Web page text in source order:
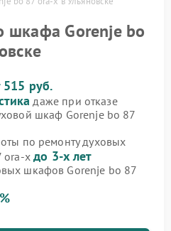
шкафа Gorenje bo
515 руб.
даже при отказе
шкаф Gorenje bo 87
по ремонту духовых
ora-xдо 3-х лет
шкафов Gorenje bo 87